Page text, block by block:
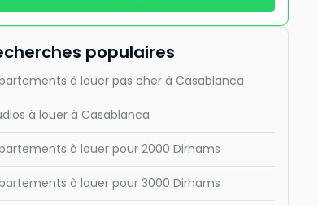
à louer Casablanca
à louer Casablanca
a louer Casablanca
populaires
à louer pas cher à Casablanca
à louer à Casablanca
à louer pour 2000 Dirhams
à louer pour 3000 Dirhams